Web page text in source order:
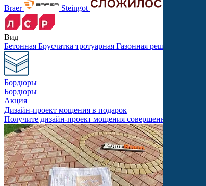
Braer Steingot
Вид
Бетонная Брусчатка тротуарная Газонная решетка
Бордюры
Бордюры
Акция
Дизайн-проект мощения в подарок
Получите дизайн-проект мощения совершенно бесплатно!